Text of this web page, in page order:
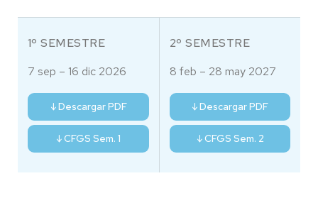
1º SEMESTRE
7 sep – 16 dic 2026
↓ Descargar PDF
↓ CFGS Sem. 1
2º SEMESTRE
8 feb – 28 may 2027
↓ Descargar PDF
↓ CFGS Sem. 2